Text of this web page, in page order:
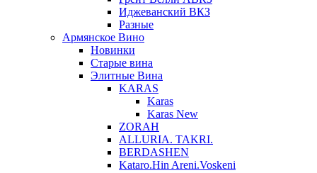
Иджеванский ВКЗ
Разные
Армянское Вино
Новинки
Старые вина
Элитные Вина
KARAS
Karas
Karas New
ZORAH
ALLURIA. TAKRI.
BERDASHEN
Kataro.Hin Areni.Voskeni